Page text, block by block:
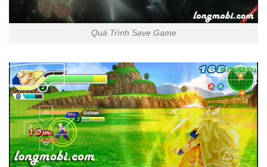
Quá Trình Save Game